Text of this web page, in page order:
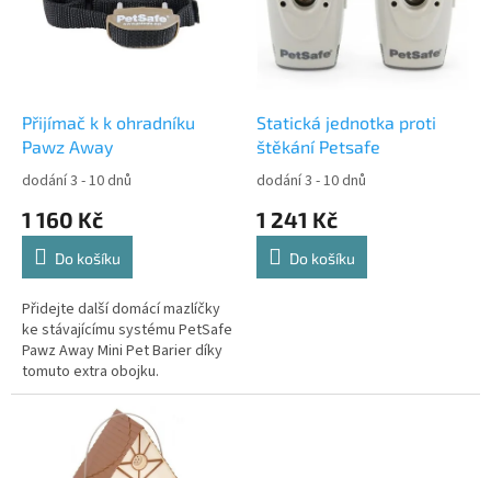
Přijímač k k ohradníku
Pawz Away
dodání 3 - 10 dnů
1 160 Kč
Do košíku
Přidejte další domácí mazlíčky
ke stávajícímu systému PetSafe
Pawz Away Mini Pet Barier díky
tomuto extra obojku.
Statická jednotka proti
štěkání Petsafe
dodání 3 - 10 dnů
1 241 Kč
Do košíku